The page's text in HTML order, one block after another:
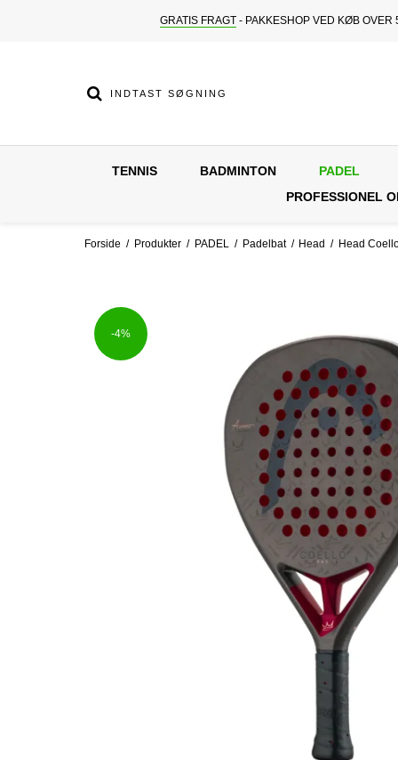
GRATIS FRAGT- PAKKESHOP VED KØB OVER
TENNIS BADMINTON
PADEL
PROFESSIONEL
Forside / Produkter / PADEL / Padelbat / Head / Head
-4%